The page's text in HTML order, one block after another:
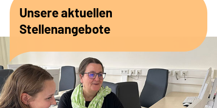
Unsere Angebote
Karriere
Beratungsstellen &
Zuweisende
Unsere aktuellen
Stellenangebote